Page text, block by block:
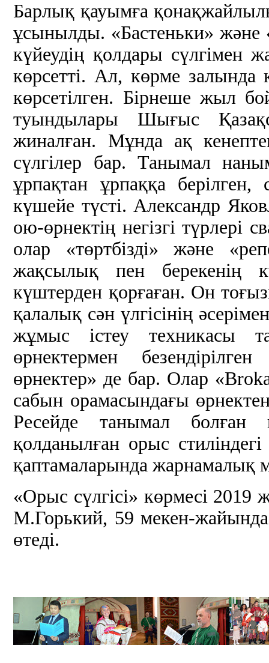
Барлық қауымға
ұсынылды. «Бастеньки»
күйеудің қолдары сүлгімен
көрсетті. Ал, көрме залында
көрсетілген. Бірнеше жыл
туындылары Шығыс
жиналған. Мұнда ақ
сүлгілер бар. Танымал
ұрпақтан ұрпаққа берілген,
күшейе түсті. Александр
ою-өрнектің негізгі
олар «төртбізді» және
жақсылық пен берекенің
күштерден қорғаған. Он
қалалық сән үлгісінің
жұмыс істеу техникасы
өрнектермен
өрнектер» де бар. Олар
сабын орамасындағы
Ресейде танымал болған
қолданылған орыс
қаптамаларында жарнамалық
«Орыс сүлгісі» көрмесі
М.Горький, 59 мекен-
өтеді.